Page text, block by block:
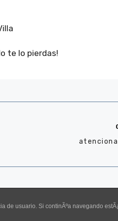
te lo pierdas!
de usuario. Si continÃºa navegando